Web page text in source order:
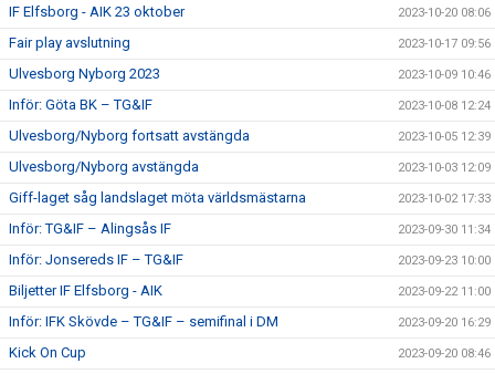
IF Elfsborg - AIK 23 oktober 2023-10-20 08:06
Fair play avslutning 2023-10-17 09:56
Ulvesborg Nyborg 2023 2023-10-09 10:46
Inför: Göta BK – TG&IF 2023-10-08 12:24
Ulvesborg/Nyborg fortsatt avstängda 2023-10-05 12:39
Ulvesborg/Nyborg avstängda 2023-10-03 12:09
Giff-laget såg landslaget möta världsmästarna 2023-10-02 17:33
Inför: TG&IF – Alingsås IF 2023-09-30 11:34
Inför: Jonsereds IF – TG&IF 2023-09-23 10:00
Biljetter IF Elfsborg - AIK 2023-09-22 11:00
Inför: IFK Skövde – TG&IF – semifinal i DM 2023-09-20 16:29
Kick On Cup 2023-09-20 08:46